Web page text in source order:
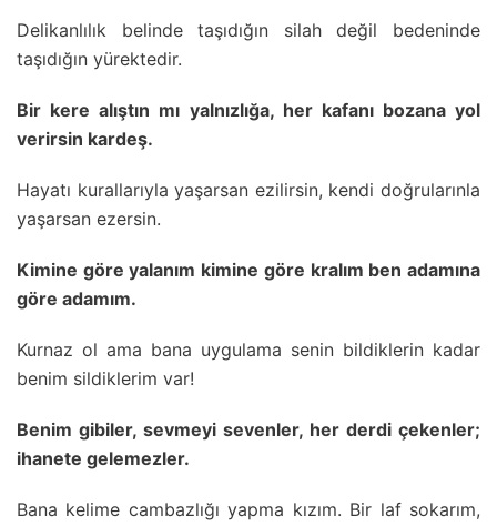
Delikanlılık belinde taşıdığın silah değil bedeninde
taşıdığın yürektedir.
Bir kere alıştın mı yalnızlığa, her kafanı bozana yol
verirsin kardeş.
Hayatı kurallarıyla yaşarsan ezilirsin, kendi doğrularınla
yaşarsan ezersin.
Kimine göre yalanım kimine göre kralım ben adamına
göre adamım.
Kurnaz ol ama bana uygulama senin bildiklerin kadar
benim sildiklerim var!
Benim gibiler, sevmeyi sevenler, her derdi çekenler;
ihanete gelemezler.
Bana kelime cambazlığı yapma kızım. Bir laf sokarım,